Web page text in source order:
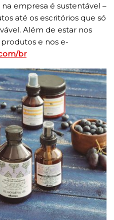
empresa é sustentável –
até os escritórios que só
Além de estar nos
e nos e-
br